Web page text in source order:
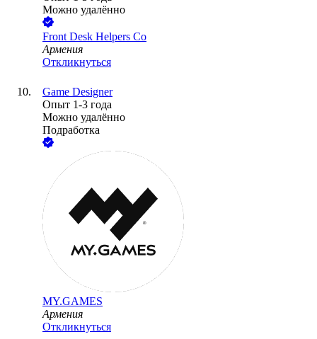
Можно удалённо
Front Desk Helpers Co
Армения
Откликнуться
Game Designer
Опыт 1-3 года
Можно удалённо
Подработка
MY.GAMES
Армения
Откликнуться